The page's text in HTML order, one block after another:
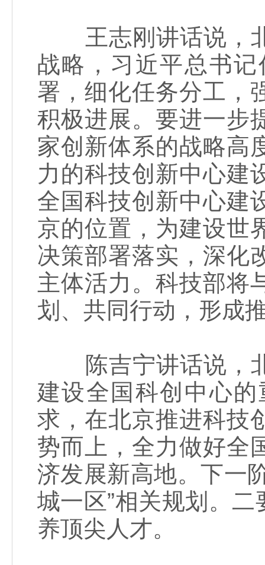
王志刚讲话说，北
战略，习近平总书
署，细化任务分工，
积极进展。要进一步
家创新体系的战略高
力的科技创新中心建
全国科技创新中心建
京的位置，为建设世
决策部署落实，深化
主体活力。科技部将
划、共同行动，形成
陈吉宁讲话说，北
建设全国科创中心
求，在北京推进科技
势而上，全力做好全
济发展新高地。下一
城一区”相关规划。
养顶尖人才。